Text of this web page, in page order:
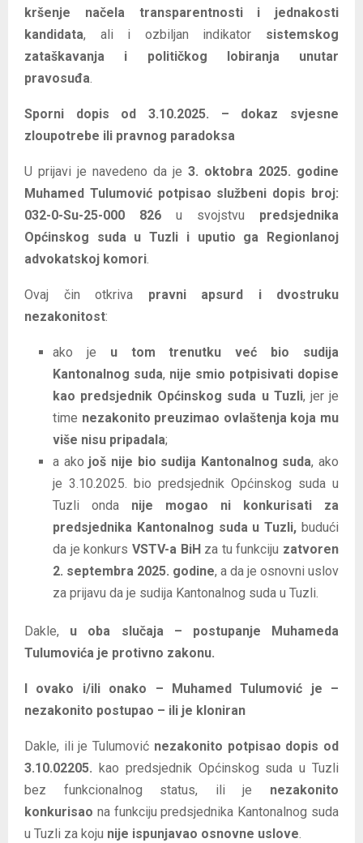
kršenje načela transparentnosti i jednakosti
kandidata, ali i ozbiljan indikator sistemskog
zataškavanja i političkog lobiranja unutar
pravosuđa.
Sporni dopis od 3.10.2025. – dokaz svjesne
zloupotrebe ili pravnog paradoksa
U prijavi je navedeno da je 3. oktobra 2025. godine
Muhamed Tulumović potpisao službeni dopis broj:
032-0-Su-25-000 826 u svojstvu predsjednika
Općinskog suda u Tuzli i uputio ga Regionlanoj
advokatskoj komori.
Ovaj čin otkriva pravni apsurd i dvostruku
nezakonitost:
ako je u tom trenutku već bio sudija
Kantonalnog suda, nije smio potpisivati dopise
kao predsjednik Općinskog suda u Tuzli, jer je
time nezakonito preuzimao ovlaštenja koja mu
više nisu pripadala;
a ako još nije bio sudija Kantonalnog suda, ako
je 3.10.2025. bio predsjednik Općinskog suda u
Tuzli onda nije mogao ni konkurisati za
predsjednika Kantonalnog suda u Tuzli, budući
da je konkurs VSTV-a BiH za tu funkciju zatvoren
2. septembra 2025. godine, a da je osnovni uslov
za prijavu da je sudija Kantonalnog suda u Tuzli.
Dakle, u oba slučaja – postupanje Muhameda
Tulumovića je protivno zakonu.
I ovako i/ili onako – Muhamed Tulumović je –
nezakonito postupao – ili je kloniran
Dakle, ili je Tulumović nezakonito potpisao dopis od
3.10.02205. kao predsjednik Općinskog suda u Tuzli
bez funkcionalnog status, ili je nezakonito
konkurisao na funkciju predsjednika Kantonalnog suda
u Tuzli za koju nije ispunjavao osnovne uslove.